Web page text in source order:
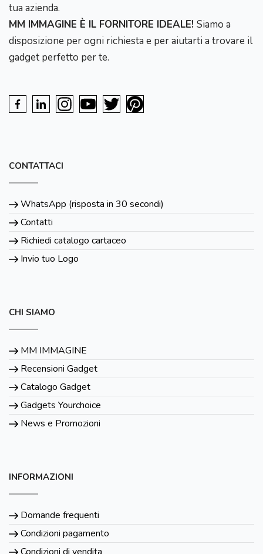
tua azienda.
MM IMMAGINE È IL FORNITORE IDEALE! Siamo a
disposizione per ogni richiesta e per aiutarti a trovare il
gadget perfetto per te.
CONTATTACI
WhatsApp (risposta in 30 secondi)
Contatti
Richiedi catalogo cartaceo
Invio tuo Logo
CHI SIAMO
MM IMMAGINE
Recensioni Gadget
Catalogo Gadget
Gadgets Yourchoice
News e Promozioni
INFORMAZIONI
Domande frequenti
Condizioni pagamento